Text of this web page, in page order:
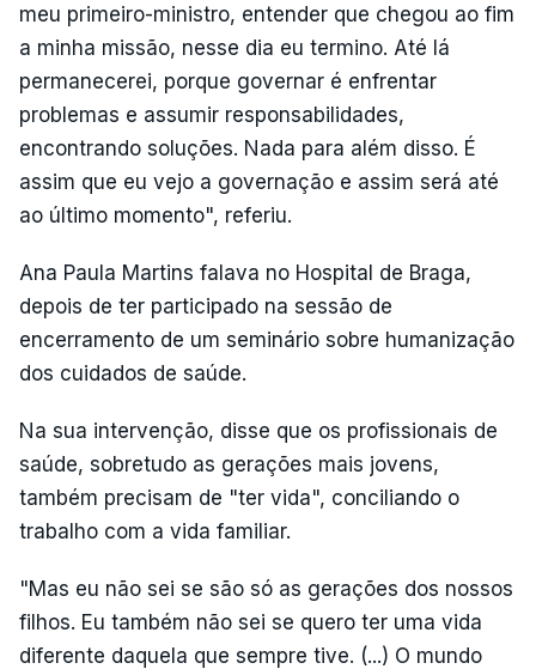
meu primeiro-ministro, entender que chegou ao fim
a minha missão, nesse dia eu termino. Até lá
permanecerei, porque governar é enfrentar
problemas e assumir responsabilidades,
encontrando soluções. Nada para além disso. É
assim que eu vejo a governação e assim será até
ao último momento", referiu.
Ana Paula Martins falava no Hospital de Braga,
depois de ter participado na sessão de
encerramento de um seminário sobre humanização
dos cuidados de saúde.
Na sua intervenção, disse que os profissionais de
saúde, sobretudo as gerações mais jovens,
também precisam de "ter vida", conciliando o
trabalho com a vida familiar.
"Mas eu não sei se são só as gerações dos nossos
filhos. Eu também não sei se quero ter uma vida
diferente daquela que sempre tive. (...) O mundo